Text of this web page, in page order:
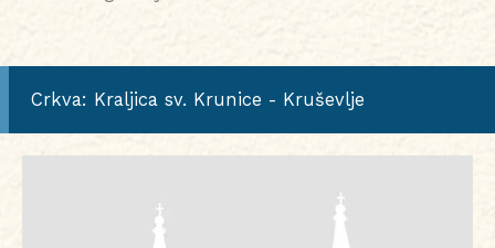
Crkva: Kraljica sv. Krunice - Kruševlje